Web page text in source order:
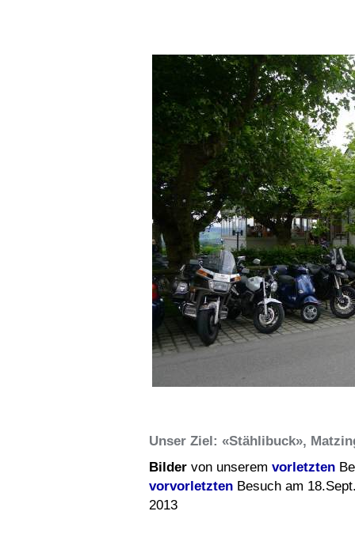
Unser Ziel: «Stählibuck»,
Bilder von unserem vorletzten
vorvorletzten Besuch am
2013